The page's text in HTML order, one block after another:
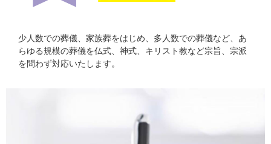
少人数での葬儀、家族葬をはじめ、多人数での葬儀など、あ
らゆる規模の葬儀を仏式、神式、キリスト教など宗旨、宗派
を問わず対応いたします。